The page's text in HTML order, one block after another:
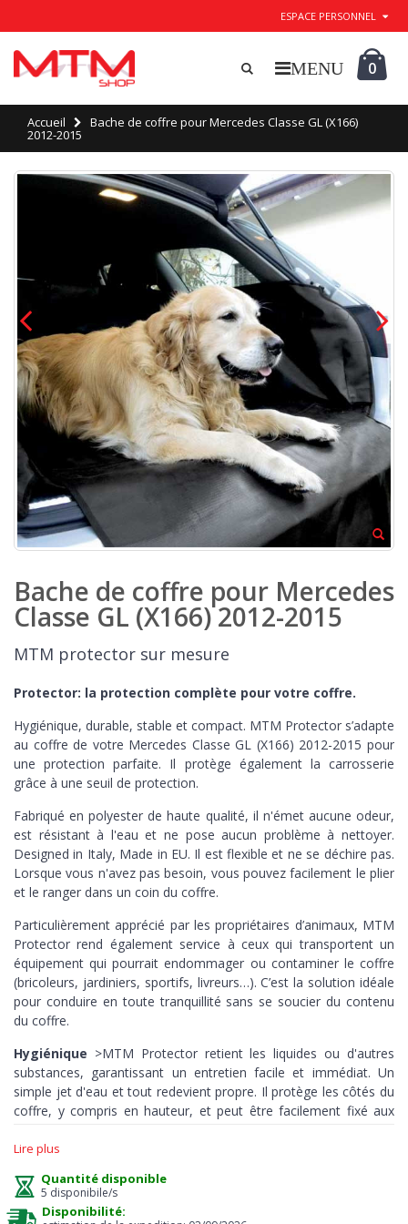
ESPACE PERSONNEL
0
Accueil Bache de coffre pour Mercedes Classe GL (X166)
2012-2015
Bache de coffre pour Mercedes
Classe GL (X166) 2012-2015
MTM protector sur mesure
Protector: la protection complète pour votre coffre.
Hygiénique, durable, stable et compact. MTM Protector s’adapte
au coffre de votre Mercedes Classe GL (X166) 2012-2015 pour
une protection parfaite. Il protège également la carrosserie
grâce à une seuil de protection.
Fabriqué en polyester de haute qualité, il n'émet aucune odeur,
est résistant à l'eau et ne pose aucun problème à nettoyer.
Designed in Italy, Made in EU. Il est flexible et ne se déchire pas.
Lorsque vous n'avez pas besoin, vous pouvez facilement le plier
et le ranger dans un coin du coffre.
Particulièrement apprécié par les propriétaires d’animaux, MTM
Protector rend également service à ceux qui transportent un
équipement qui pourrait endommager ou contaminer le coffre
(bricoleurs, jardiniers, sportifs, livreurs…). C’est la solution idéale
pour conduire en toute tranquillité sans se soucier du contenu
du coffre.
Hygiénique >MTM Protector retient les liquides ou d'autres
substances, garantissant un entretien facile et immédiat. Un
simple jet d'eau et tout redevient propre. Il protège les côtés du
coffre, y compris en hauteur, et peut être facilement fixé aux
aux produits chimiques et aux températures extrêmes. Les
coutures renforcées garantissent une longue durée de vie. Enfin,
le seuil de protection protège votre pare-chocs contre les
Lire plus
Quantité disponible
5 disponibile/s
Disponibilité: